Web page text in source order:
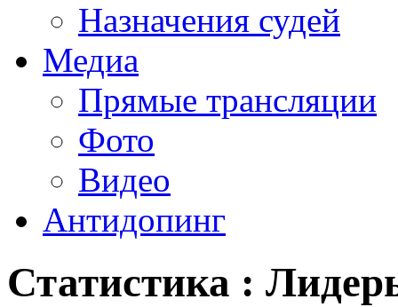
Назначения судей
Медиа
Прямые трансляции
Фото
Видео
Антидопинг
Статистика :